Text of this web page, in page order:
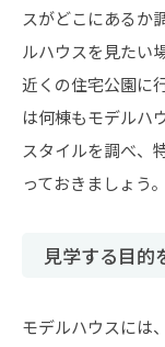
スがどこにあるか
ルハウスを見たい
近くの住宅公園に
は何棟もモデルハ
スタイルを調べ、
っておきましょう。
見学する目的
モデルハウスには